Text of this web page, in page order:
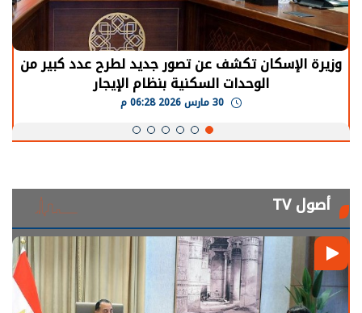
وزيرة الإسكان تكشف عن تصور جديد لطرح عدد كبير من
الوحدات السكنية بنظام الإيجار
أصول TV